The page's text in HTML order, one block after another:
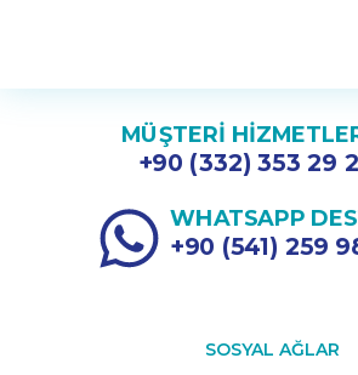
MÜŞTERİ
+90 (332) 353 29
WHATSAPP
+90 (541) 259
SOSYAL AĞLAR